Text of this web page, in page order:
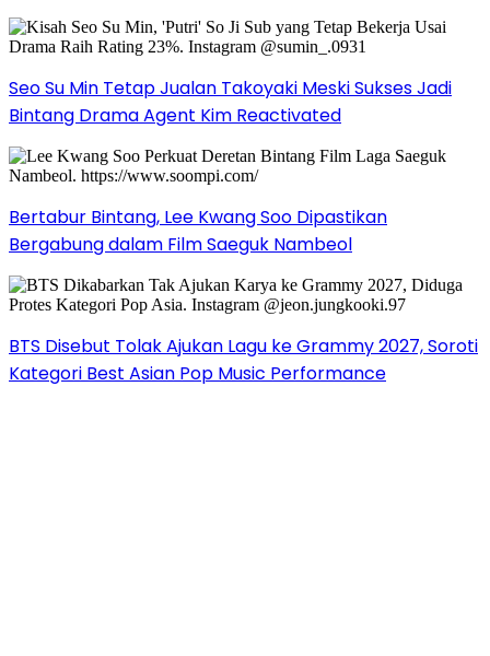
Seo Su Min Tetap Jualan Takoyaki Meski Sukses Jadi
Bintang Drama Agent Kim Reactivated
Bertabur Bintang, Lee Kwang Soo Dipastikan
Bergabung dalam Film Saeguk Nambeol
BTS Disebut Tolak Ajukan Lagu ke Grammy 2027, Soroti
Kategori Best Asian Pop Music Performance